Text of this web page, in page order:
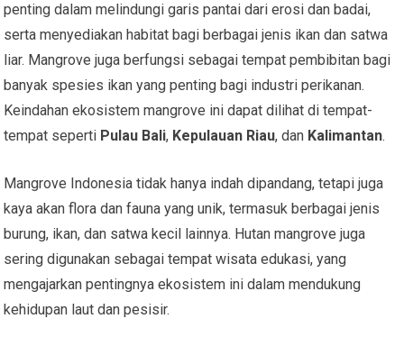
penting dalam melindungi garis pantai dari erosi dan badai,
serta menyediakan habitat bagi berbagai jenis ikan dan satwa
liar. Mangrove juga berfungsi sebagai tempat pembibitan bagi
banyak spesies ikan yang penting bagi industri perikanan.
Keindahan ekosistem mangrove ini dapat dilihat di tempat-
tempat seperti Pulau Bali, Kepulauan Riau, dan Kalimantan.
Mangrove Indonesia tidak hanya indah dipandang, tetapi juga
kaya akan flora dan fauna yang unik, termasuk berbagai jenis
burung, ikan, dan satwa kecil lainnya. Hutan mangrove juga
sering digunakan sebagai tempat wisata edukasi, yang
mengajarkan pentingnya ekosistem ini dalam mendukung
kehidupan laut dan pesisir.